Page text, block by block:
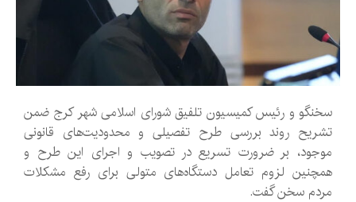
سخنگو و رئیس کمیسیون تلفیق شورای اسلامی شهر کرج ضمن
تشریح روند بررسی طرح تفصیلی و محدودیت‌های قانونی
موجود، بر ضرورت تسریع در تصویب و اجرای این طرح و
همچنین لزوم تعامل دستگاه‌های متولی برای رفع مشکلات
مردم سخن گفت.